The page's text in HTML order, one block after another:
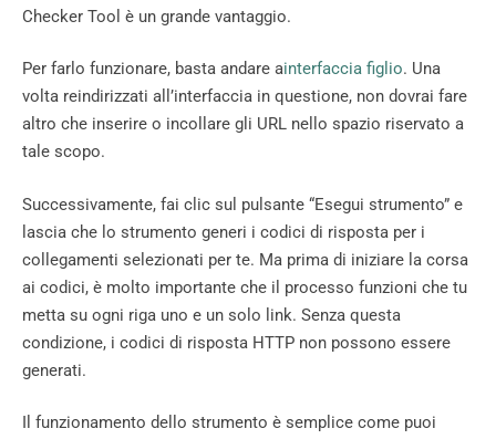
Checker Tool è un grande vantaggio.
Per farlo funzionare, basta andare ainterfaccia figlio. Una
volta reindirizzati all’interfaccia in questione, non dovrai fare
altro che inserire o incollare gli URL nello spazio riservato a
tale scopo.
Successivamente, fai clic sul pulsante “Esegui strumento” e
lascia che lo strumento generi i codici di risposta per i
collegamenti selezionati per te. Ma prima di iniziare la corsa
ai codici, è molto importante che il processo funzioni che tu
metta su ogni riga uno e un solo link. Senza questa
condizione, i codici di risposta HTTP non possono essere
generati.
Il funzionamento dello strumento è semplice come puoi